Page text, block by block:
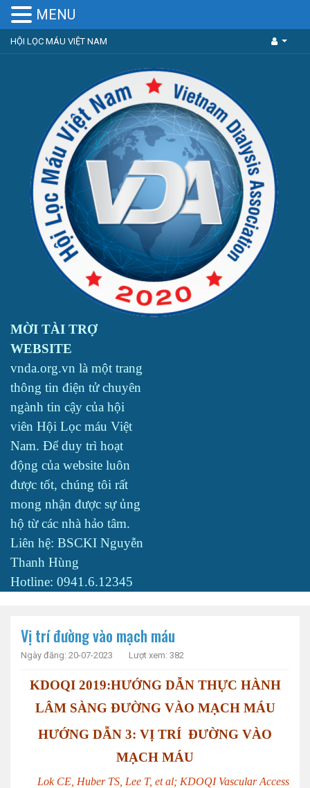
HỘI LỌC MÁU VIỆT NAM
MỜI TÀI TRỢ
WEBSITE
vnda.org.vn là một trang
thông tin điện tử chuyên
ngành tin cậy của hội
viên Hội Lọc máu Việt
Nam. Để duy trì hoạt
động của website luôn
được tốt, chúng tôi rất
mong nhận được sự ủng
hộ từ các nhà hảo tâm.
Liên hệ: BSCKI Nguyễn
Thanh Hùng
Hotline: 0941.6.12345
Vị trí đường vào mạch máu
Ngày đăng: 20-07-2023 Lượt xem: 382
KDOQI 2019:HƯỚNG DẪN THỰC HÀNH
LÂM SÀNG ĐƯỜNG VÀO MẠCH MÁU
HƯỚNG DẪN 3: VỊ TRÍ ĐƯỜNG VÀO
MẠCH MÁU
Lok CE, Huber TS, Lee T, et al; KDOQI Vascular Access
MENU